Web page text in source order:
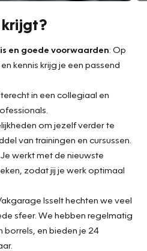
en goede voorwaarden: Op
kennis krijg je een passend
in een collegiaal en
om jezelf verder te
van trainingen en cursussen.
Je werkt met de nieuwste
zodat jij je werk optimaal
Isselt hechten we veel
sfeer. We hebben regelmatig
borrels, en bieden je 24